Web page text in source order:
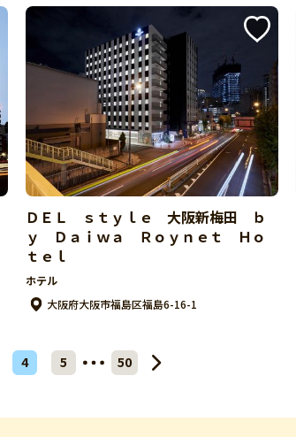
ＤＥＬ ｓｔｙｌｅ 大阪新梅田 ｂ
ｙ Ｄａｉｗａ Ｒｏｙｎｅｔ Ｈｏ
ｔｅｌ
ホテル
大阪府大阪市福島区福島6-16-1
4 5 50